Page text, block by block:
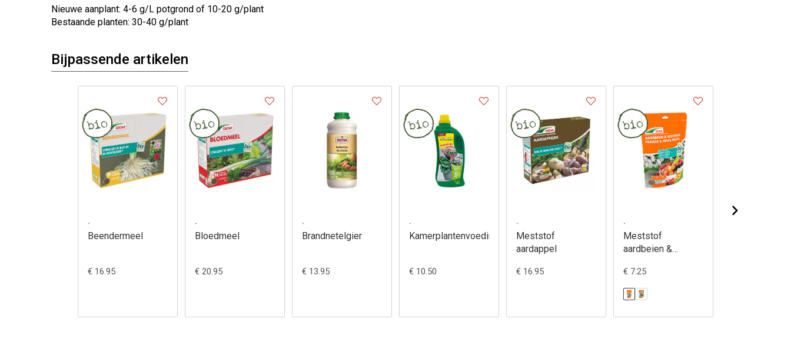
Nieuwe aanplant: 4-6 g/L potgrond of 10-20 g/plant
Bestaande planten: 30-40 g/plant
Bijpassende artikelen
.
Beendermeel
€ 16.95
.
Bloedmeel
€ 20.95
.
Brandnetelgier
€ 13.95
.
Kamerplantenvoeding
€ 10.50
.
Meststof
aardappel
€ 16.95
.
Meststof
aardbeien &
€ 7.25